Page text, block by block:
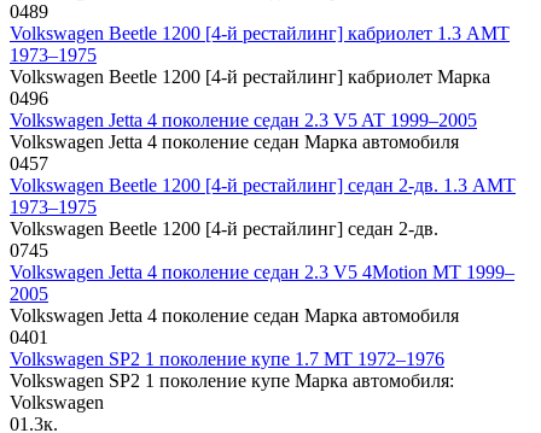
0489
Volkswagen Beetle 1200 [4-й рестайлинг] кабриолет 1.3 AMT
1973–1975
Volkswagen Beetle 1200 [4-й рестайлинг] кабриолет Марка
0496
Volkswagen Jetta 4 поколение седан 2.3 V5 AT 1999–2005
Volkswagen Jetta 4 поколение седан Марка автомобиля
0457
Volkswagen Beetle 1200 [4-й рестайлинг] седан 2-дв. 1.3 AMT
1973–1975
Volkswagen Beetle 1200 [4-й рестайлинг] седан 2-дв.
0745
Volkswagen Jetta 4 поколение седан 2.3 V5 4Motion MT 1999–
2005
Volkswagen Jetta 4 поколение седан Марка автомобиля
0401
Volkswagen SP2 1 поколение купе 1.7 MT 1972–1976
Volkswagen SP2 1 поколение купе Марка автомобиля:
Volkswagen
01.3к.